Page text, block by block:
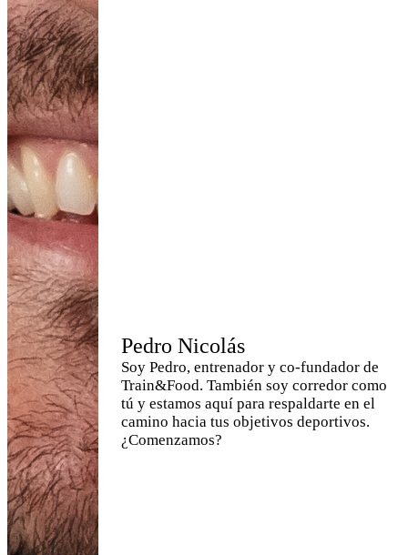
Pedro Nicolás
Soy Pedro, entrenador y co-fundador de
Train&Food. También soy corredor como
tú y estamos aquí para respaldarte en el
camino hacia tus objetivos deportivos.
¿Comenzamos?